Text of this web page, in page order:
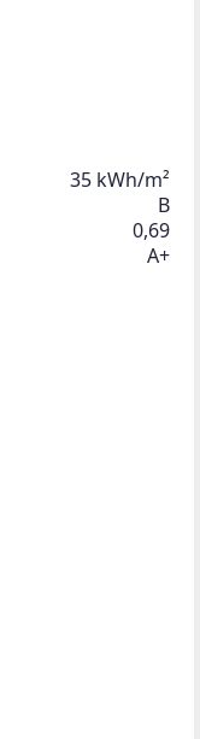
35 kWh/m²
B
0,69
A+